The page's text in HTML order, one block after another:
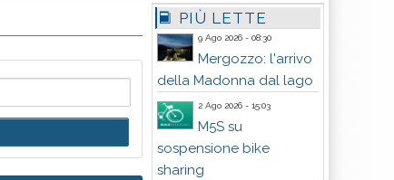
PIÙ LETTE
9 Ago 2026 - 08:30
Mergozzo: l'arrivo
della Madonna dal lago
2 Ago 2026 - 15:03
M5S su
sospensione bike
sharing